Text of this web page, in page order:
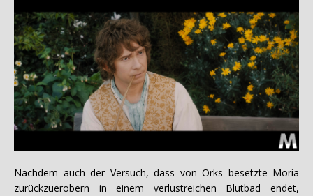
Nachdem auch der Versuch, dass von Orks besetzte Moria
zurückzuerobern in einem verlustreichen Blutbad endet,